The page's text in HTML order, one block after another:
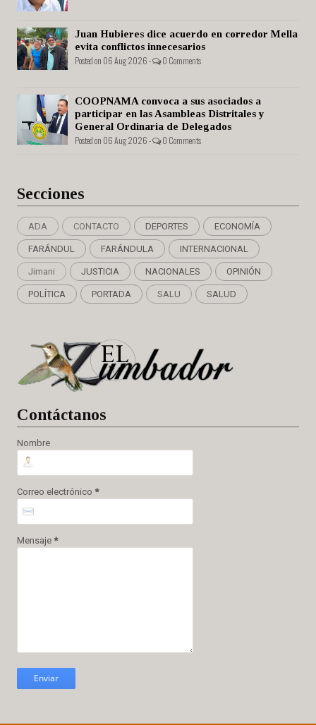
Juan Hubieres dice acuerdo en corredor Mella
evita conflictos innecesarios
Posted on 06 Aug 2026 - 0 Comments
COOPNAMA convoca a sus asociados a
participar en las Asambleas Distritales y
General Ordinaria de Delegados
Posted on 06 Aug 2026 - 0 Comments
Secciones
ADA CONTACTO DEPORTES ECONOMÍA
FARÁNDUL FARÁNDULA INTERNACIONAL
Jimani JUSTICIA NACIONALES OPINIÓN
POLÍTICA PORTADA SALU SALUD
Contáctanos
Nombre
Correo electrónico *
Mensaje *